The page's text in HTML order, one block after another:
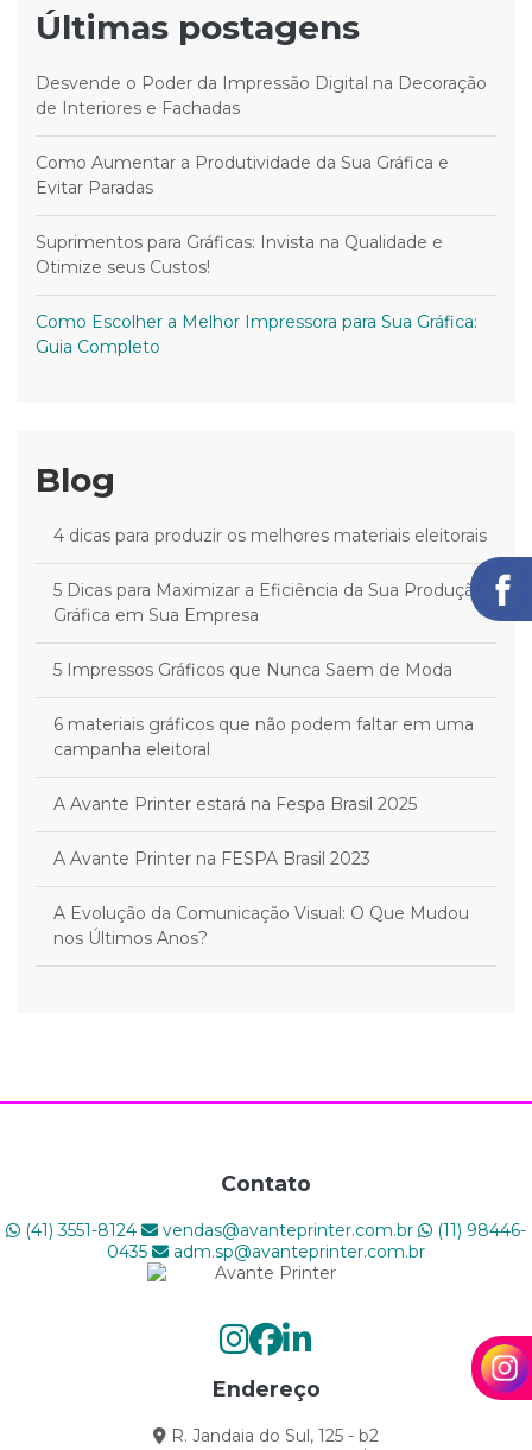
Últimas postagens
Desvende o Poder da Impressão Digital na Decoração
de Interiores e Fachadas
Como Aumentar a Produtividade da Sua Gráfica e
Evitar Paradas
Suprimentos para Gráficas: Invista na Qualidade e
Otimize seus Custos!
Como Escolher a Melhor Impressora para Sua Gráfica:
Guia Completo
Blog
4 dicas para produzir os melhores materiais eleitorais
5 Dicas para Maximizar a Eficiência da Sua Produção
Gráfica em Sua Empresa
5 Impressos Gráficos que Nunca Saem de Moda
6 materiais gráficos que não podem faltar em uma
campanha eleitoral
A Avante Printer estará na Fespa Brasil 2025
A Avante Printer na FESPA Brasil 2023
A Evolução da Comunicação Visual: O Que Mudou
nos Últimos Anos?
PRINTER
negócio?
Como a Sua Gráfica Pode Ter um Melhor
Como criar projetos gráficos impactantes?
Contato
(41) 3551-8124 vendas@avanteprinter.com.br
(11) 98446-
0435
adm.sp@avanteprinter.com.br
Endereço
R. Jandaia do Sul, 125 - b2